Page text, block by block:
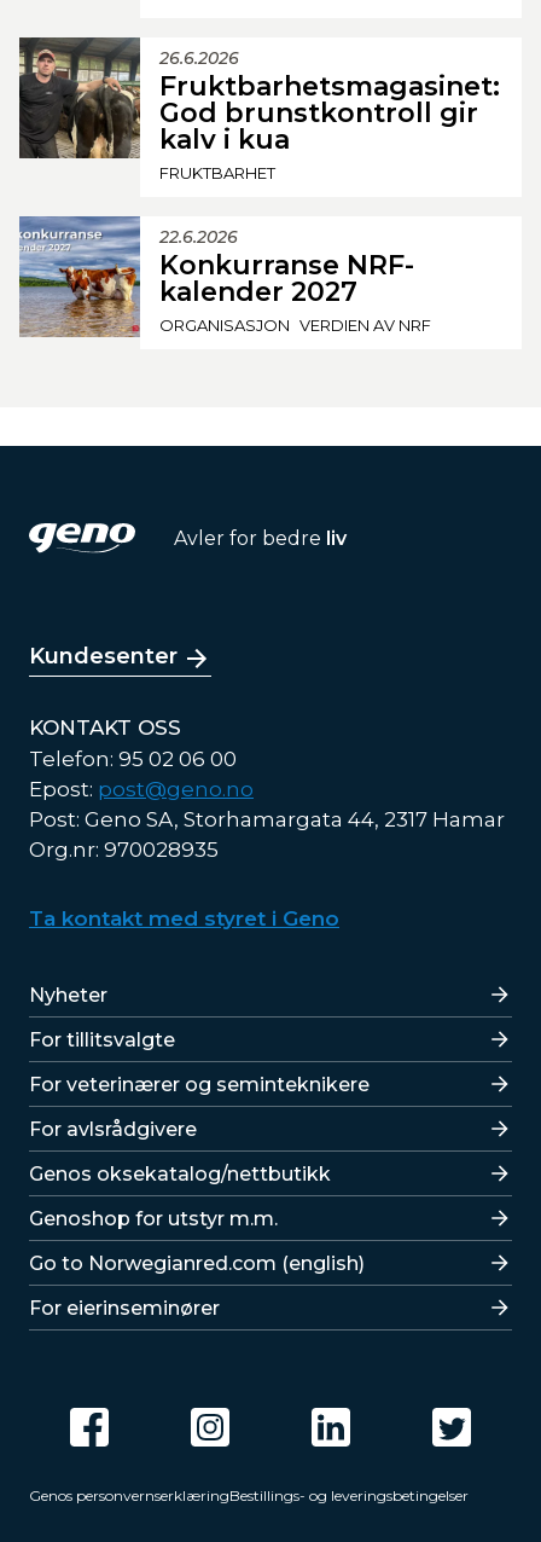
26.6.2026
Fruktbarhetsmagasinet:
God brunstkontroll gir
kalv i kua
FRUKTBARHET
22.6.2026
Konkurranse NRF-
kalender 2027
ORGANISASJON VERDIEN AV NRF
Avler for bedre liv
Kundesenter
KONTAKT OSS
Telefon: 95 02 06 00
Epost: post@geno.no
Post: Geno SA, Storhamargata 44, 2317 Hamar
Org.nr: 970028935
Ta kontakt med styret i Geno
Lenker
Nyheter
For tillitsvalgte
For veterinærer og seminteknikere
For avlsrådgivere
Lenker
Genos oksekatalog/nettbutikk
Genoshop for utstyr m.m.
Go to Norwegianred.com (english)
For eierinseminører
Genos personvernserklæringBestillings- og leveringsbetingelser